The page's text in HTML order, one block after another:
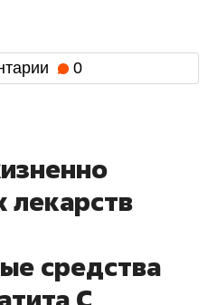
0
лекарств
средства